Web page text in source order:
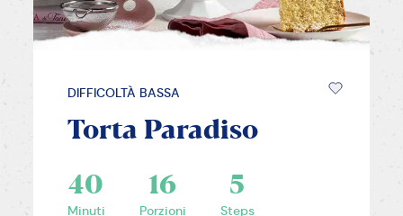
DIFFICOLTÀ BASSA
Torta Paradiso
40
Minuti
16
Porzioni
5
Steps